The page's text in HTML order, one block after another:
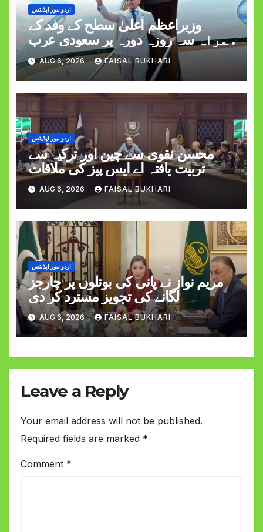
اردو نیوز اپڈیٹس
وزیراعظم اعلیٰ سطح کے وفد کے
ہمراہ سہ روزہ دورہ پر سعودی عرب
روانہ
AUG 6, 2026 FAISAL BUKHARI
اردو نیوز اپڈیٹس
محسن نقوی سے چین اور ترکیہ سے
تربیت یافتہ اے ایس پیز کی ملاقات
AUG 6, 2026 FAISAL BUKHARI
اردو نیوز اپڈیٹس
مریم نواز نے پانی کی بوتلوں پر چارجز
لگانے کی تجویز مسترد کر دی
AUG 6, 2026 FAISAL BUKHARI
Leave a Reply
Your email address will not be published.
Required fields are marked *
Comment *